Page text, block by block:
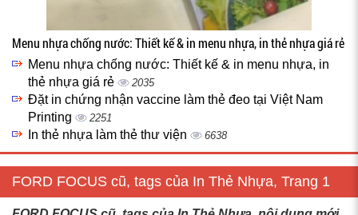
Menu nhựa chống nước: Thiết kế & in menu nhựa, in thẻ nhựa giá rẻ
Menu nhựa chống nước: Thiết kế & in menu nhựa, in
thẻ nhựa giá rẻ
2035
Đặt in chứng nhận vaccine làm thẻ đeo tại Việt Nam
Printing
2251
In thẻ nhựa làm thẻ thư viện 6638
FORD FOCUS cũ, tags của In Thẻ Nhựa, Trang 1